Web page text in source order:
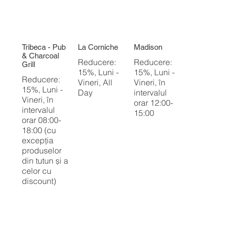
Tribeca - Pub
& Charcoal
Grill
Reducere:
15%, Luni -
Vineri, în
intervalul
orar 08:00-
18:00 (cu
excepția
produselor
din tutun și a
celor cu
discount)
La Corniche
Reducere:
15%, Luni -
Vineri, All
Day
Madison
Reducere:
15%, Luni -
Vineri, în
intervalul
orar 12:00-
15:00